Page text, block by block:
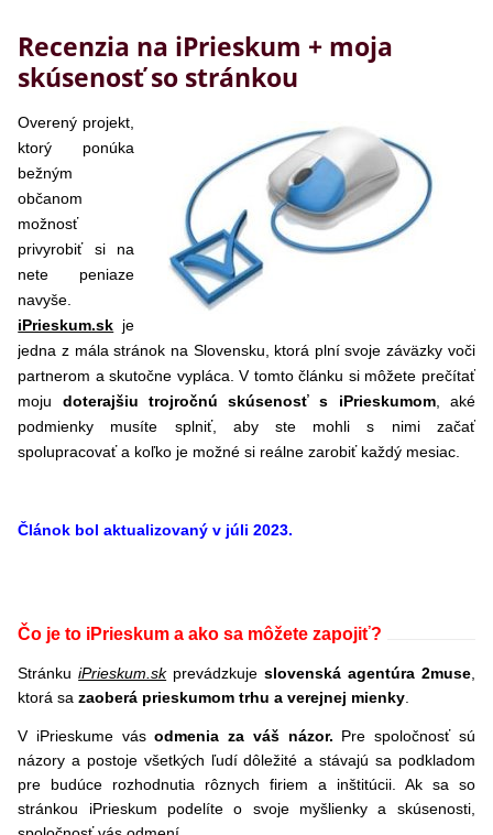
Recenzia na iPrieskum + moja
skúsenosť so stránkou
Overený projekt,
ktorý ponúka
bežným
občanom
možnosť
privyrobiť si na
nete peniaze
navyše.
iPrieskum.sk je
jedna z mála stránok na Slovensku, ktorá plní svoje záväzky voči
partnerom a skutočne vypláca. V tomto článku si môžete prečítať
moju doterajšiu trojročnú skúsenosť s iPrieskumom, aké
podmienky musíte splniť, aby ste mohli s nimi začať
spolupracovať a koľko je možné si reálne zarobiť každý mesiac.
Článok bol aktualizovaný v júli 2023.
Čo je to iPrieskum a ako sa môžete zapojiť?
StránkuiPrieskum.skprevádzkuje slovenská agentúra 2muse,
ktorá sazaoberá prieskumom trhu a verejnej mienky.
V iPrieskume vásodmenia za váš názor. Pre spoločnosť sú
názory a postoje všetkých ľudí dôležité a stávajú sa podkladom
pre budúce rozhodnutia rôznych firiem a inštitúcii. Ak sa so
stránkou iPrieskum podelíte o svoje myšlienky a skúsenosti,